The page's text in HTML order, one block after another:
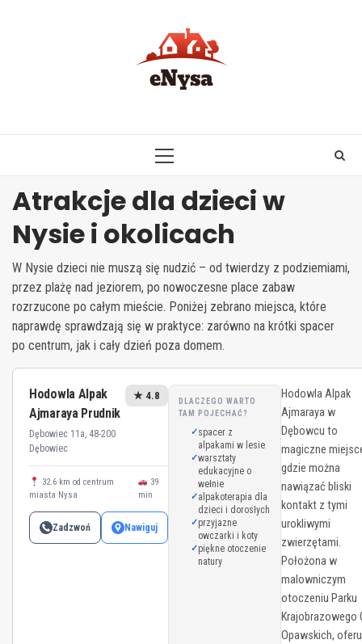
PRIMARY
Atrakcje dla dzieci w
Nysie i okolicach
W Nysie dzieci nie muszą się nudzić – od twierdzy z podziemiami,
przez plażę nad jeziorem, po nowoczesne place zabaw
rozrzucone po całym mieście. Poniżej zebrano miejsca, które
naprawdę sprawdzają się w praktyce: zarówno na krótki spacer
po centrum, jak i cały dzień poza domem.
Hodowla Alpak
Ajmaraya Prudnik
Dębowiec 11a, 48-200
Dębowiec
★ 4.8
32.6 km od centrum
miasta Nysa
39
min
Zadzwoń Nawiguj
DLACZEGO WARTO
TAM POJECHAĆ?
spacer z
alpakami w lesie
warsztaty
edukacyjne o
wełnie
alpakoterapia dla
dzieci i dorosłych
przyjazne
owczarki i koty
piękne otoczenie
natury
Hodowla Alpak
Ajmaraya w
Dębowcu to
magiczne
gdzie można
nawiązać bliski
kontakt z tymi
urokliwymi
zwierzętami.
Położona w
malowniczym
otoczeniu Parku
Krajobrazowego
Opawskich,